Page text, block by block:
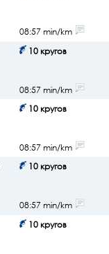
08:57 min/km
10 кругов
08:57 min/km
10 кругов
08:57 min/km
10 кругов
08:57 min/km
10 кругов